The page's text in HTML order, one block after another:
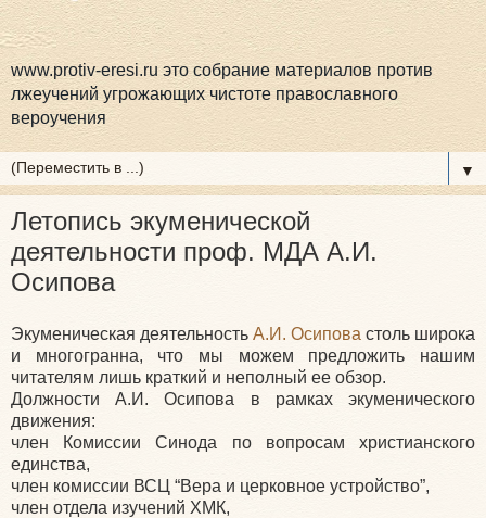
www.protiv-eresi.ru это собрание материалов против
лжеучений угрожающих чистоте православного
вероучения
▼
Летопись экуменической
деятельности проф. МДА А.И.
Осипова
Экуменическая деятельность А.И. Осипова столь широка
и многогранна, что мы можем предложить нашим
читателям лишь краткий и неполный ее обзор.
Должности А.И. Осипова в рамках экуменического
движения:
член Комиссии Синода по вопросам христианского
единства,
член комиссии ВСЦ “Вера и церковное устройство”,
член отдела изучений ХМК,